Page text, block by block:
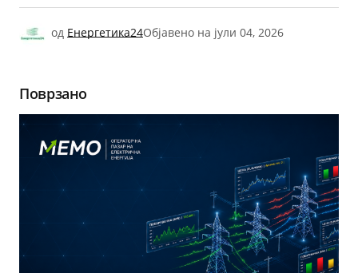
од Енергетика24Објавено на јули 04, 2026
Поврзано